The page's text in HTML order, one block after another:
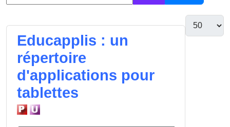
Educapplis : un
répertoire
d'applications pour
tablettes